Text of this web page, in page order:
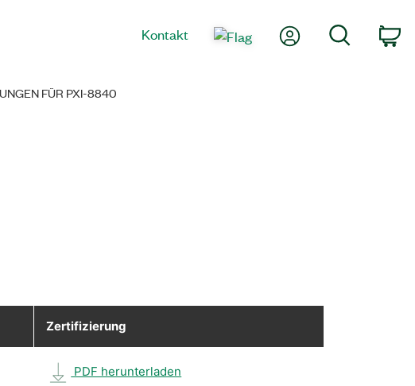
Kontakt Mein KontoSuche
FÜR PXI-8840
Zertifizierung
PDF herunterladen